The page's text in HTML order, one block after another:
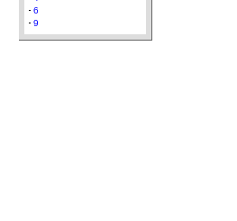
6
9